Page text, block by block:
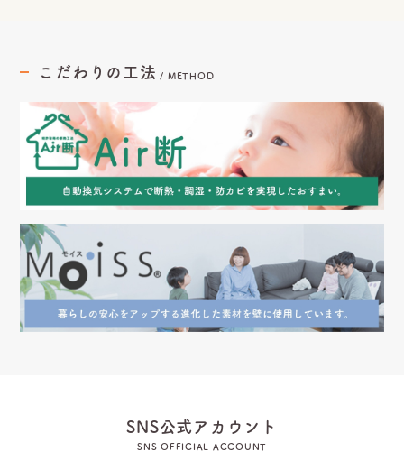
こだわりの工法 / METHOD
SNS公式アカウント
SNS OFFICIAL ACCOUNT